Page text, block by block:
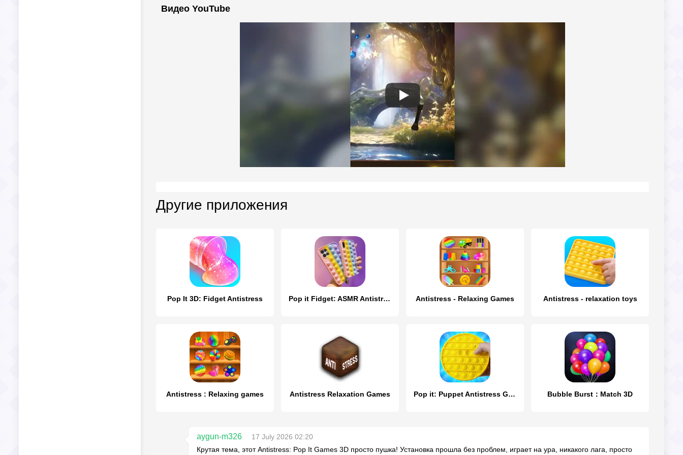
Видео YouTube
Другие приложения
Pop It 3D: Fidget Antistress Pop it Fidget: ASMR Antistress Antistress - Relaxing Games Antistress - relaxation toys
Antistress : Relaxing games Antistress Relaxation Games Pop it: Puppet Antistress Game Bubble Burst：Match 3D
aygun-m326
17 July 2026 02:20
Крутая тема, этот Antistress: Pop It Games 3D просто пушка! Установка прошла без проблем, играет на ура, никакого лага, просто